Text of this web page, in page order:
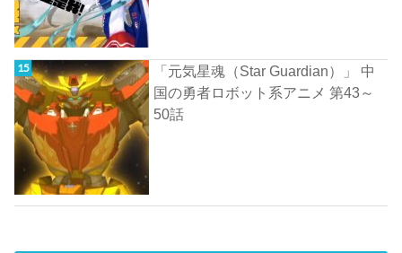
「元気星魂（Star Guardian）」 中
国の勇者ロボット系アニメ 第43～
50話